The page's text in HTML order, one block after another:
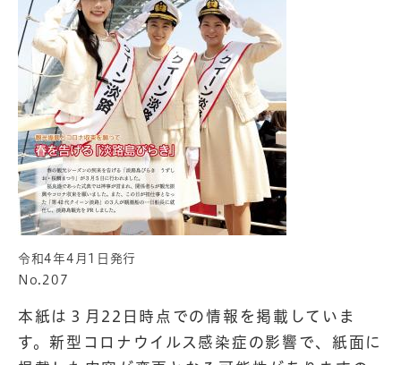
令和4年4月1日発行
No.207
本紙は３月22日時点での情報を掲載していま
す。新型コロナウイルス感染症の影響で、紙面に